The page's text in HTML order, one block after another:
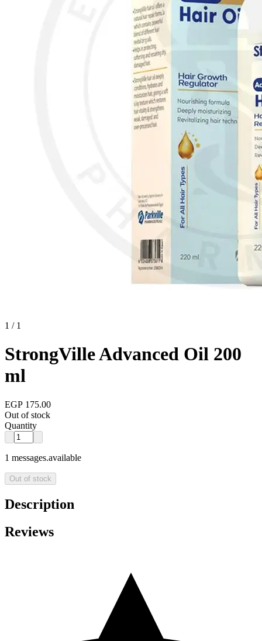
1 / 1
StrongVille Advanced Oil 200
ml
EGP 175.00
Out of stock
Quantity
1 messages.available
Out of stock
Description
Reviews